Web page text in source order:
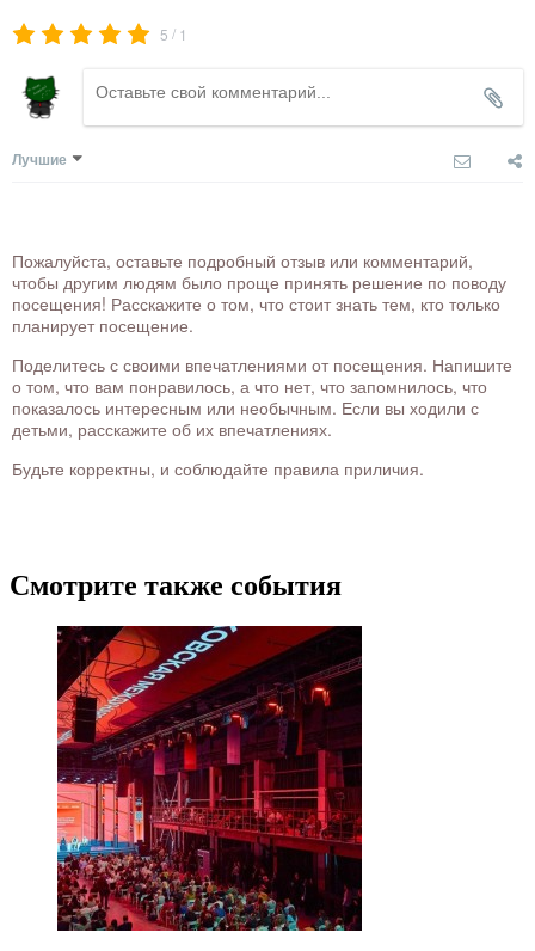
5 / 1
Лучшие
Пожалуйста, оставьте подробный отзыв или комментарий,
чтобы другим людям было проще принять решение по поводу
посещения! Расскажите о том, что стоит знать тем, кто только
планирует посещение.
Поделитесь с своими впечатлениями от посещения. Напишите
о том, что вам понравилось, а что нет, что запомнилось, что
показалось интересным или необычным. Если вы ходили с
детьми, расскажите об их впечатлениях.
Будьте корректны, и соблюдайте правила приличия.
Смотрите также события